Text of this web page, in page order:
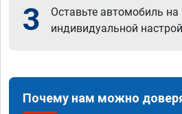
3
Оставьте автомобиль на
индивидуальной
Почему нам можно